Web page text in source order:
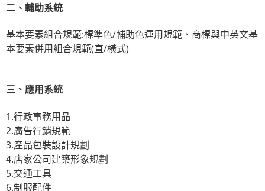
二、輔助系統
基本要素組合規範:標準色/輔助色運用規範、商標與中英文基
本要素併用組合規範(直/橫式)
三、應用系統
1.行政事務用品
2.廣告行銷規範
3.產品包裝設計規劃
4.店家公司建築形象規劃
5.交通工具
6.制服配件